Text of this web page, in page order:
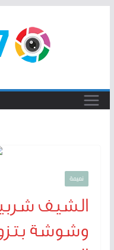
نميمة
الشيف
وشوشة